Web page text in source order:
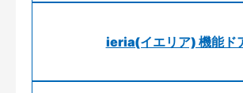
ieria(イエリア) 機能ド